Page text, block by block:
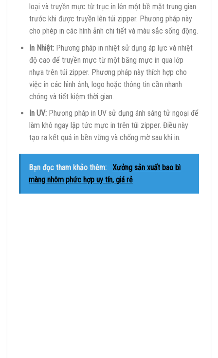
loại và truyền mực từ trục in lên một bề mặt trung gian
trước khi được truyền lên túi zipper. Phương pháp này
cho phép in các hình ảnh chi tiết và màu sắc sống động.
In Nhiệt:Phương pháp in nhiệt sử dụng áp lực và nhiệt
độ cao để truyền mực từ một băng mực in qua lớp
nhựa trên túi zipper. Phương pháp này thích hợp cho
việc in các hình ảnh, logo hoặc thông tin cần nhanh
chóng và tiết kiệm thời gian.
In UV:Phương pháp in UV sử dụng ánh sáng tử ngoại để
làm khô ngay lập tức mực in trên túi zipper. Điều này
tạo ra kết quả in bền vững và chống mờ sau khi in.
Bạn đọc tham khảo thêm:
Xưởng sản xuất bao bì
màng nhôm phức hợp uy tín, giá rẻ